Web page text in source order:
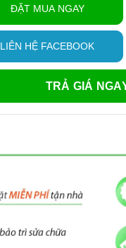
ĐẶT MUA NGAY
LIÊN HỆ FACEBOOK
TRẢ GIÁ